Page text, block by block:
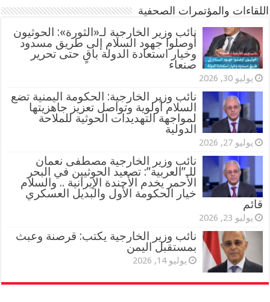
اللقاءات والمؤتمرات الصحفية
‏نائب وزير الخارجية لـ«الثورة»: الحوثيون
أوصلوا جهود السلام إلى طريق مسدود
وخيار استعادة الدولة باقٍ حتى تحرير
صنعاء
يوليو 30, 2026
نائب وزير الخارجية: الحكومة اليمنية تضع
السلام أولوية وتواصل تعزيز جاهزيتها
لمواجهة التهديدات الحوثية للملاحة
الدولية
يوليو 27, 2026
نائب وزير الخارجية مصطفى نعمان
للـ”العربية”: تصعيد الحوثيين في البحر
الأحمر يخدم الأجندة الإيرانية .. والسلام
خيار الحكومة الأول والبديل العسكري
قائم
يوليو 23, 2026
نائب وزير الخارجية يكتب: قرصنة وعبث
بمستقبل اليمن
يوليو 14, 2026